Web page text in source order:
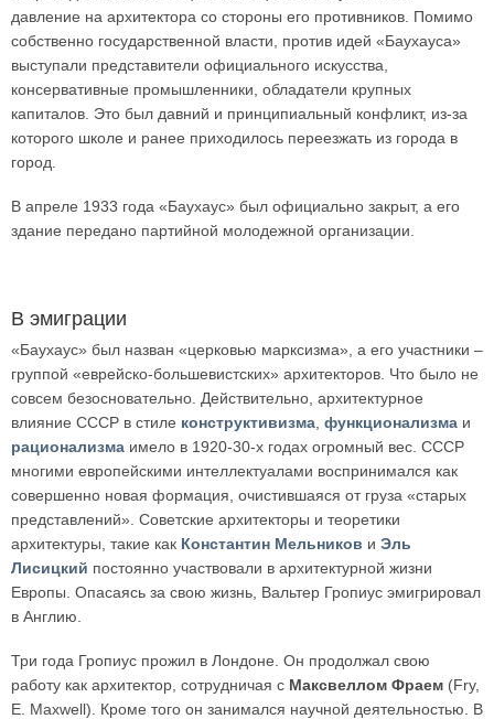
давление на архитектора со стороны его противников. Помимо
собственно государственной власти, против идей «Баухауса»
выступали представители официального искусства,
консервативные промышленники, обладатели крупных
капиталов. Это был давний и принципиальный конфликт, из-за
которого школе и ранее приходилось переезжать из города в
город.
В апреле 1933 года «Баухаус» был официально закрыт, а его
здание передано партийной молодежной организации.
В эмиграции
«Баухаус» был назван «церковью марксизма», а его участники –
группой «еврейско-большевистских» архитекторов. Что было не
совсем безосновательно. Действительно, архитектурное
влияние СССР в стиле конструктивизма функционализма и
рационализма имело в 1920-30-х годах огромный вес. СССР
многими европейскими интеллектуалами воспринимался как
совершенно новая формация, очистившаяся от груза «старых
представлений». Советские архитекторы и теоретики
архитектуры, такие как Константин Мельников и Эль
Лисицкий постоянно участвовали в архитектурной жизни
Европы. Опасаясь за свою жизнь, Вальтер Гропиус эмигрировал
в Англию.
Три года Гропиус прожил в Лондоне. Он продолжал свою
работу как архитектор, сотрудничая с Максвеллом Фраем (Fry,
E. Maxwell). Кроме того он занимался научной деятельностью. В